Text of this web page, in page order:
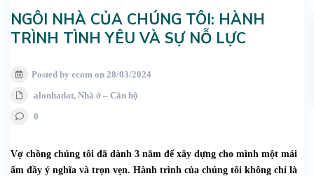
NGÔI NHÀ CỦA CHÚNG TÔI: HÀNH
TRÌNH TÌNH YÊU VÀ SỰ NỖ LỰC
Posted by ccom on 28/03/2024
alonhadat, Nhà ở – Căn hộ
0
Vợ chồng chúng tôi đã dành 3 năm để xây dựng cho mình một mái
ấm đầy ý nghĩa và trọn vẹn. Hành trình của chúng tôi không chỉ là